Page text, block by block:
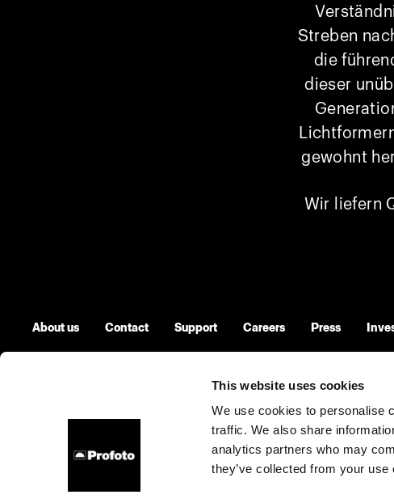
This website uses cookies
We use cookies to personalise
traffic. We also share
analytics partners who may
they’ve collected from your
Streben
die
dieser
gewohnt
Wir liefern
About us Contact Support Careers Press
Terms of use Belgium
Copyright (C) 1968-2025 Profoto AB. All rights reserved.